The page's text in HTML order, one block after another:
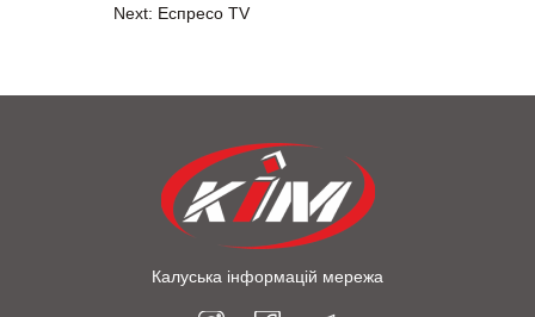
Next: Еспресо TV
Калуська інформацій мережа